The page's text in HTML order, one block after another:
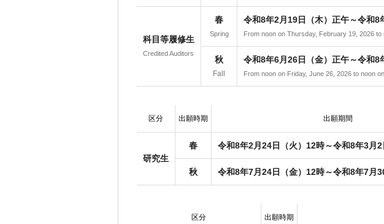
科目等履修生
Credited Auditors
春
Spring
令和8年2月19日（木）正午～令和8
From noon on Thursday, February 19, 2026
秋
Fall
令和8年6月26日（金）正午～令和8
From noon on Friday, June 26, 2026 to noon
区分 出願時期 出願期間
研究生
春 令和8年2月24日（火）12時～令和8年3月
秋 令和8年7月24日（金）12時～令和8年7月
区分 出願時期